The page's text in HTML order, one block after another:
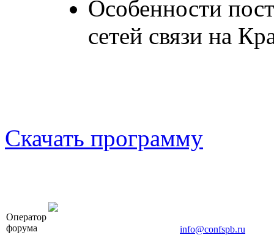
Особенности
сетей связи на
Скачать программу
Оператор
форума
info@confspb.ru